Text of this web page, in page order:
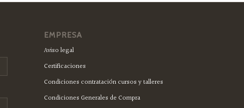
EMPRESA
Aviso legal
Certificaciones
Condiciones contratación cursos y talleres
Condiciones Generales de Compra